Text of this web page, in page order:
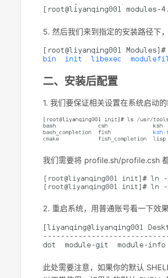
5. 然后我们来到指定的安装路径下
二、安装后配置
1. 我们要保证相关设置在系统启动
我们需要将 profile.sh/profile.csh
2. 重启系统，用普通账号看一下效果
此处需要注意，如果你的默认